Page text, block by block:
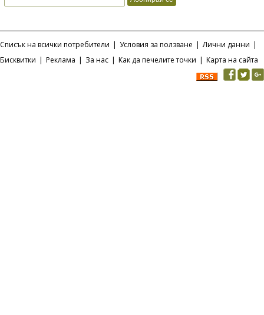
Списък на всички потребители | Условия за ползване | Лични данни |
Бисквитки | Реклама | За нас | Как да печелите точки | Карта на сайта